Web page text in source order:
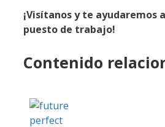
¡Visítanos y te ayudaremos
puesto de trabajo!
Contenido